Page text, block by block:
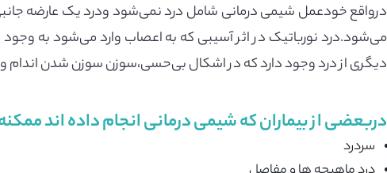
درواقع خودعمل شیمی درمانی شامل درد نمی‌شود ودرد یک عارضه
می‌شود.درد نورباتیک در اثر آسیبی که به اعصاب وارد می‌شود به
دیگری از درد وجود دارد که در اشکال بی‌حسی،سوزن سوزن شدن
دربعضی از بیماران که شیمی درمانی انجام داده اند
سردرد